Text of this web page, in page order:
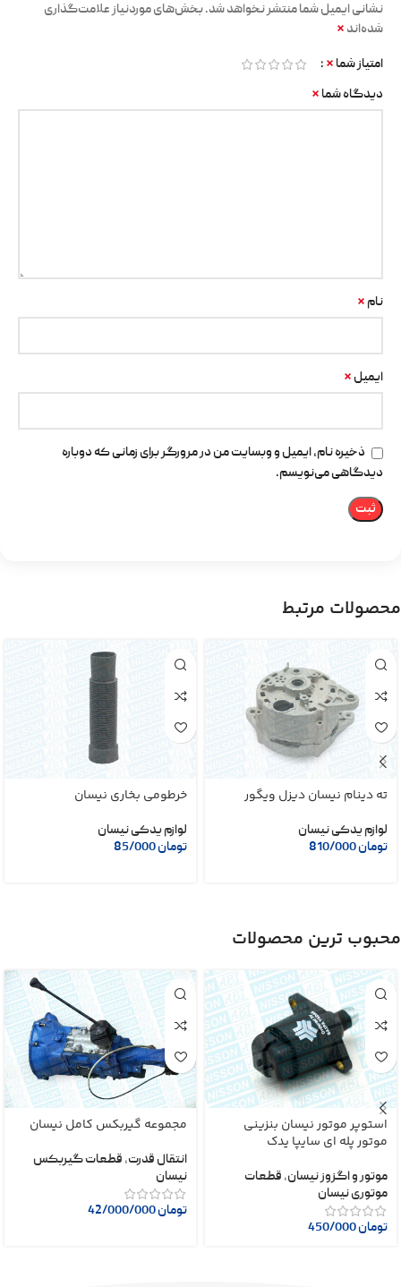
نشانی ایمیل شما منتشر نخواهد شد.بخش‌های موردنیاز علامت‌گذاری
شده‌اند *
امتیاز شما *
دیدگاه شما *
نام *
ایمیل *
ذخیره نام، ایمیل و وبسایت من در مرورگر برای زمانی که دوباره
دیدگاهی می‌نویسم.
محصولات مرتبط
ته دینام نیسان دیزل ویگور
لوازم یدکی نیسان
تومان
خرطومی بخاری نیسان
لوازم یدکی نیسان
تومان
محبوب ترین محصولات
استوپر موتور نیسان بنزینی
موتور پله ای سایپا یدک
موتور و اگزوز نیسان, قطعات
موتوری نیسان
تومان
مجموعه گیربکس کامل نیسان
انتقال قدرت, قطعات گیربکس
نیسان
تومان